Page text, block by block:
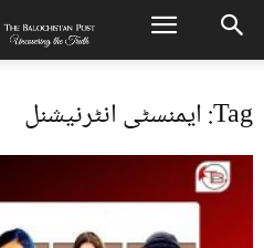
Tag: ایمنسٹی انٹرنیشنل